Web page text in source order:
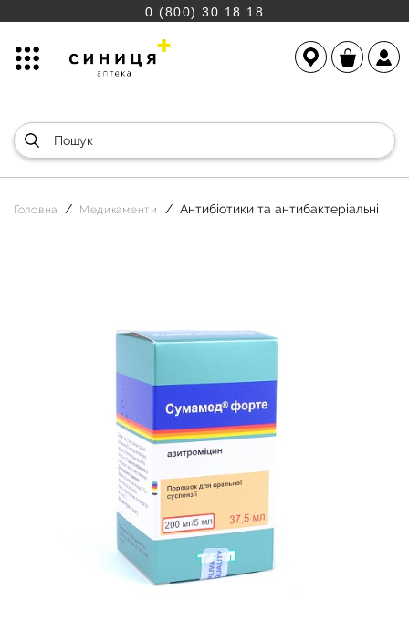
0 (800) 30 18 18
Головна Медикаменти Антибіотики та антибактеріальні